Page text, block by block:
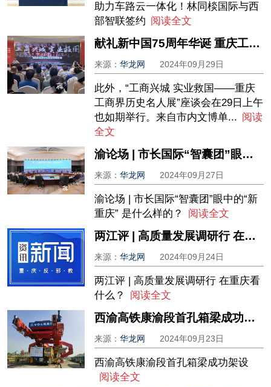
助力车路云一体化！林同棪国际与西
部智联签约 阅读全文
献礼新中国75周年华诞 重庆工商界历史名人展今日开展
来源：华龙网 2024年09月29日
此外，“工商兴城 实业救国——重庆
工商界历史名人展”座谈会在29日上午
也如期举行。来自市内文博单... 阅读
全文
渝论场 | 市长国际“智囊团”眼中的“新重庆” 是什么样的？
来源：华龙网 2024年09月27日
渝论场 | 市长国际“智囊团”眼中的“新
重庆” 是什么样的？
阅读全文
两江评 | 高质量发展调研行 在重庆看什么？
来源：华龙网 2024年09月24日
两江评 | 高质量发展调研行 在重庆看
什么？
阅读全文
西渝高铁康渝段首孔箱梁成功架设
来源：华龙网 2024年09月23日
西渝高铁康渝段首孔箱梁成功架设
阅读全文